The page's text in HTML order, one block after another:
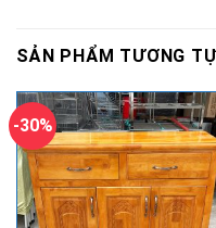
SẢN PHẨM TƯƠNG
-30%